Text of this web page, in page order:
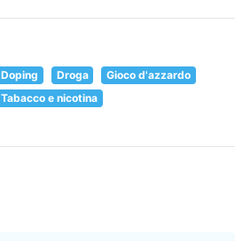
Doping Droga
Gioco d'azzardo
Tabacco e nicotina